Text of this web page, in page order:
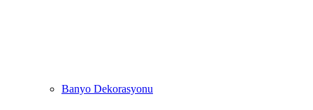
Banyo Dekorasyonu